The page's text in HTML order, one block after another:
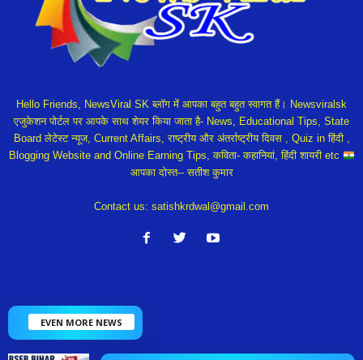
Hello Friends, NewsViral SK ब्लॉग में आपका बहुत बहुत स्वागत हैं। Newsviralsk
एजुकेशन पोर्टल पर आपके साथ शेयर किया जाता है- News, Educational Tips, State
Board लेटेस्ट न्यूज, Current Affairs, राष्ट्रीय और अंतर्राष्ट्रीय दिवस , Quiz in हिंदी ,
Blogging Website and Online Earning Tips, कविता- कहानियां, हिंदी शायरी etc
आपका दोस्त-- सतीश कुमार
Contact us: satishkrdwal@gmail.com
EVEN MORE NEWS